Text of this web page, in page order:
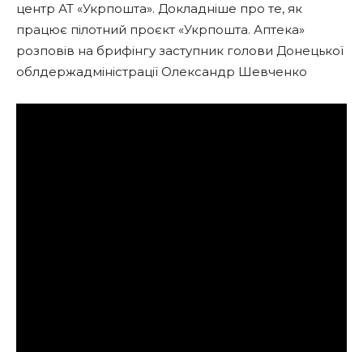
центр АТ «Укрпошта». Докладніше про те, як
працює пілотний проєкт «Укрпошта. Аптека»
розповів на брифінгу заступник голови Донецької
облдержадміністрації Олександр Шевченко